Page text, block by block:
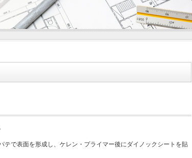
で表面を形成し、ケレン・プライマー後にダイノックシートを貼